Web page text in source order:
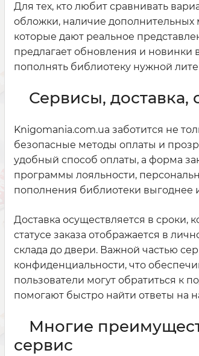
Для тех, кто любит сравнивать
обложки, наличие дополнительных
которые дают реальное
предлагает обновления и новинки
пополнять библиотеку нужной
Сервисы, доставка,
Knigomania.com.ua заботится не
безопасные методы оплаты и
удобный способ оплаты, а форма
программы лояльности,
пополнения библиотеки выгоднее
Доставка осуществляется в
статусе заказа отображается в
склада до двери. Важной частью
конфиденциальности, что
пользователи могут обратиться к
помогают быстро найти ответы на
Многие
сервис